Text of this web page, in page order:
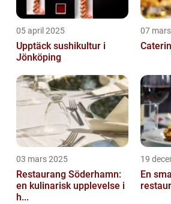
05 april 2025
Upptäck sushikultur i
Jönköping
07
03 mars 2025
Restaurang Söderhamn:
en kulinarisk upplevelse i
h...
19
En